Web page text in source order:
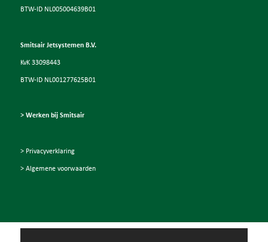
BTW-ID NL005004639B01
Smitsair Jetsystemen B.V.
KvK 33098443
BTW-ID NL001277625B01
> Werken bij Smitsair
> Privacyverklaring
> Algemene voorwaarden